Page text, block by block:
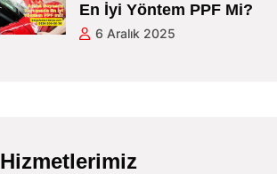
En İyi Yöntem PPF Mi?
6 Aralık 2025
Hizmetlerimiz